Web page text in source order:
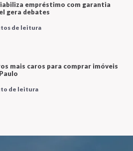
empréstimo com garantia
gera debates
de leitura
mais caros para comprar imóveis
de leitura